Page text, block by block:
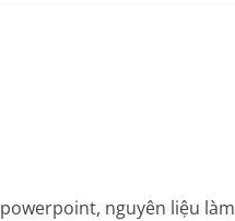
nguyên liệu làm